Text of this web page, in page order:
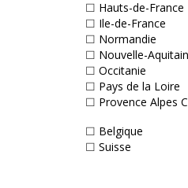
☐ Hauts-de-France
☐ Ile-de-France
☐ Normandie
☐ Nouvelle-
☐ Occitanie
☐ Pays de la Loire
☐ Provence Alpes
☐ Belgique
☐ Suisse